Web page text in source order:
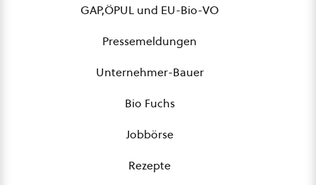
GAP,ÖPUL und EU-Bio-VO
Pressemeldungen
Unternehmer-Bauer
Bio Fuchs
Jobbörse
Rezepte